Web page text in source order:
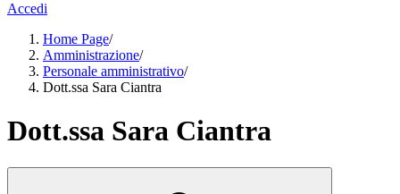
Accedi
Home Page/
Amministrazione/
Personale amministrativo/
Dott.ssa Sara Ciantra
Dott.ssa Sara Ciantra